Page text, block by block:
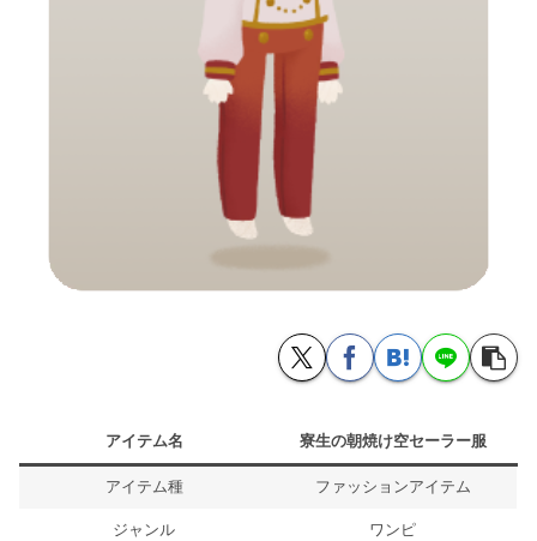
アイテム名 寮生の朝焼け空セーラー服
アイテム種 ファッションアイテム
ジャンル ワンピ